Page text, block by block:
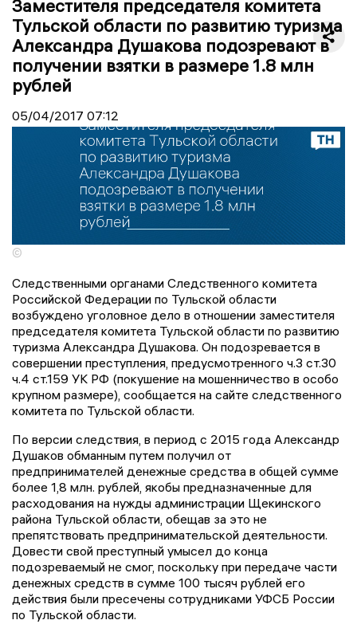
Заместителя председателя комитета
Тульской области по развитию туризма
Александра Душакова подозревают в
получении взятки в размере 1.8 млн
рублей
05/04/2017 07:12
©
Следственными органами Следственного комитета
Российской Федерации по Тульской области
возбуждено уголовное дело в отношении заместителя
председателя комитета Тульской области по развитию
туризма Александра Душакова. Он подозревается в
совершении преступления, предусмотренного ч.3 ст.30
ч.4 ст.159 УК РФ (покушение на мошенничество в особо
крупном размере), сообщается на сайте следственного
комитета по Тульской области.
По версии следствия, в период с 2015 года Александр
Душаков обманным путем получил от
предпринимателей денежные средства в общей сумме
более 1,8 млн. рублей, якобы предназначенные для
расходования на нужды администрации Щекинского
района Тульской области, обещав за это не
препятствовать предпринимательской деятельности.
Довести свой преступный умысел до конца
подозреваемый не смог, поскольку при передаче части
денежных средств в сумме 100 тысяч рублей его
действия были пресечены сотрудниками УФСБ России
по Тульской области.